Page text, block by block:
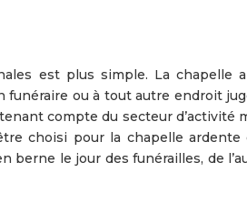
est plus simple. La chapelle
ou à tout autre endroit
compte du secteur d’activité
choisi pour la chapelle
berne le jour des funérailles, de